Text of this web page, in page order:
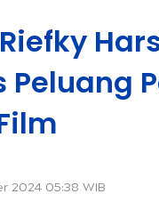
2024 05:38 WIB